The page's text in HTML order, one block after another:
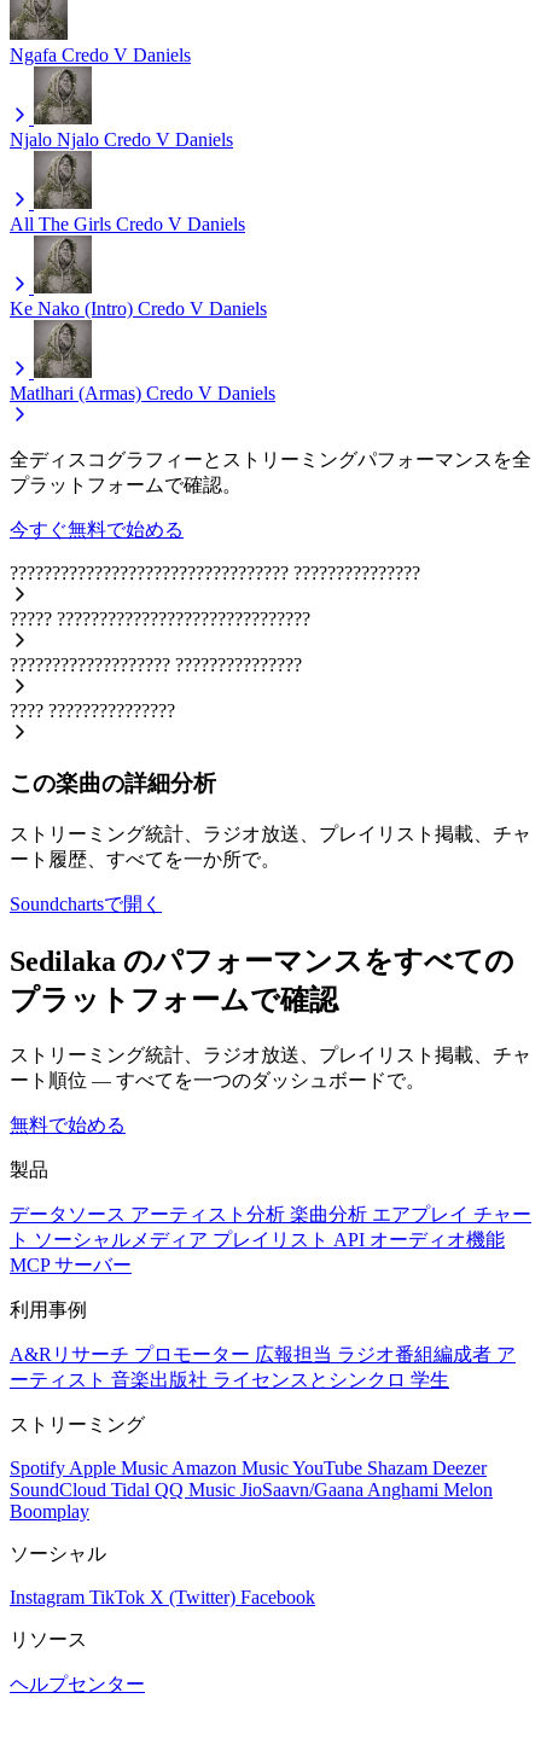
Ngafa Credo V Daniels
Njalo Njalo Credo V Daniels
All The Girls Credo V Daniels
Ke Nako (Intro) Credo V Daniels
Matlhari (Armas) Credo V Daniels
全ディスコグラフィーとストリーミングパフォーマンスを全
プラットフォームで確認。
今すぐ無料で始める
????????????????????????????????? ???????????????
????? ??????????????????????????????
??????????????????? ???????????????
???? ???????????????
この楽曲の詳細分析
ストリーミング統計、ラジオ放送、プレイリスト掲載、チャ
ート履歴、すべてを一か所で。
Soundchartsで開く
Sedilaka のパフォーマンスをすべての
プラットフォームで確認
ストリーミング統計、ラジオ放送、プレイリスト掲載、チャ
ート順位 — すべてを一つのダッシュボードで。
無料で始める
製品
データソース アーティスト分析 楽曲分析 エアプレイ チャー
ト ソーシャルメディア プレイリスト API オーディオ機能
MCP サーバー
利用事例
A&Rリサーチ プロモーター 広報担当 ラジオ番組編成者 ア
ーティスト 音楽出版社 ライセンスとシンクロ 学生
ストリーミング
Spotify Apple Music Amazon MusicYouTube Shazam Deezer
SoundCloud Tidal QQ Music JioSaavn/Gaana Anghami Melon
Boomplay
ソーシャル
Instagram TikTok X (Twitter) Facebook
リソース
ヘルプセンター